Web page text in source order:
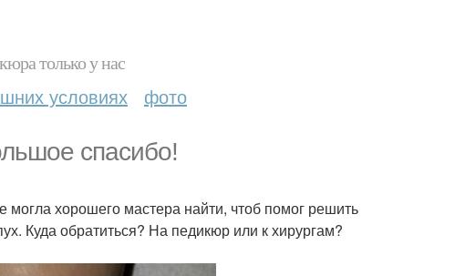
только у нас
условиях фото
спасибо!
хорошего мастера найти, чтоб помог решить
Куда обратиться? На педикюр или к хирургам?